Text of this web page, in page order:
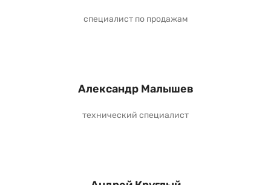
специалист по продажам
Александр Малышев
технический специалист